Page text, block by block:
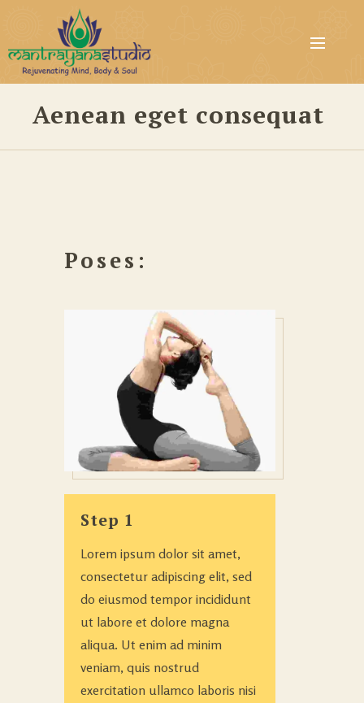
Aenean eget consequat
Poses:
Step 1
Lorem ipsum dolor sit amet,
consectetur adipiscing elit, sed
do eiusmod tempor incididunt
ut labore et dolore magna
aliqua. Ut enim ad minim
veniam, quis nostrud
exercitation ullamco laboris nisi